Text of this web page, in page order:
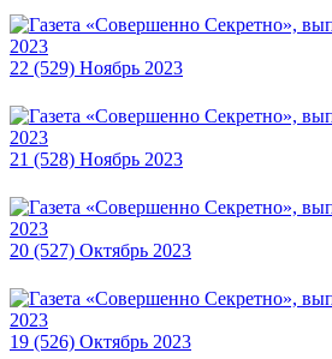
22 (529) Ноябрь 2023
21 (528) Ноябрь 2023
20 (527) Октябрь 2023
19 (526) Октябрь 2023